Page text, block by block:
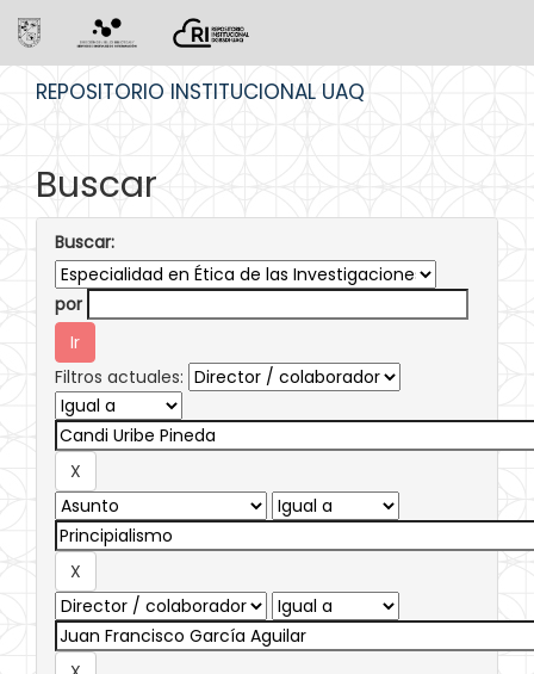
REPOSITORIO INSTITUCIONAL UAQ
Buscar
Buscar:
por
Filtros actuales: